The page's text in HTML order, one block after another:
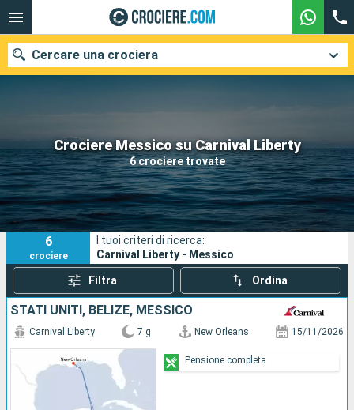
Crociere Messico su Carnival Liberty
6 crociere trovate
Cercare una crociera
Le nostre destinazioni
Mesi di partenza
Porti Compagnie
Ricerca
6
crociere
I tuoi criteri di ricerca:
Carnival Liberty - Messico
Filtra Ordina
STATI UNITI, BELIZE, MESSICO
Carnival Liberty 7 g New Orleans 15/11/2026
Pensione completa